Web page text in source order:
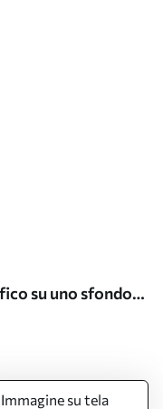
su uno sfondo
Immagine su tela